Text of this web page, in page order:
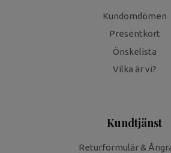
Kundomdömen
Presentkort
Önskelista
Vilka är vi?
Kundtjänst
Returformulär &